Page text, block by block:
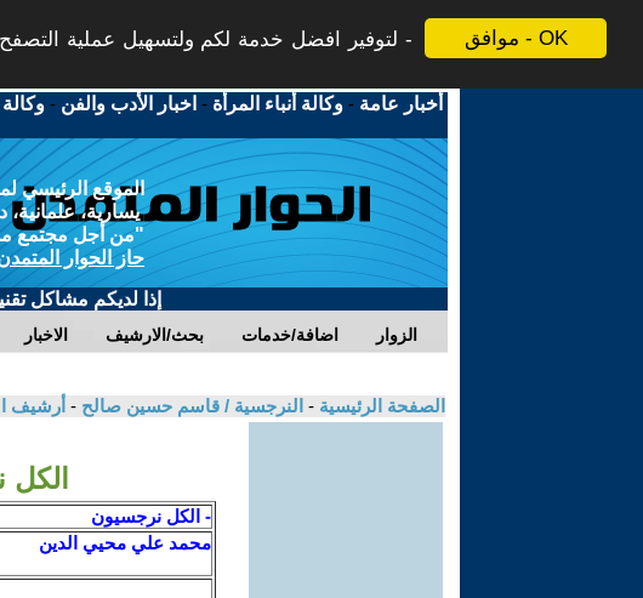
موافق - OK
لتوفير افضل خدمة لكم ولتسهيل عملية
أخبار عامة -وكالة أنباء المرأة - اخبار الأدب والفن -وكالة
الموقع الرئيسي
يسارية،
"من أجل مجتمع
حاز الحوار
إذا لديكم مشاكل
الاخبار بحث/الارشيف اضافة/خدمات الزوار
الصفحة الرئيسية - النرجسية / قاسم حسين صالح - أرشيف
- الكل نرجسيون
محمد علي محيي الدين